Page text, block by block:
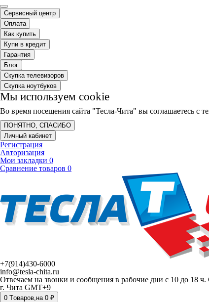
Сервисный центр
Оплата
Как купить
Купи в кредит
Гарантия
Блог
Скупка телевизоров
Скупка ноутбуков
Мы используем cookie
Во время посещения сайта "Тесла-Чита" вы соглашаетесь с
ПОНЯТНО, СПАСИБО
Личный кабинет
Регистрация
Авторизация
Мои закладки 0
Сравнение товаров 0
+7(914)430-6000
info@tesla-chita.ru
Отвечаем на звонки и сообщения в рабочие дни с 10 до 18
г. Чита GMT+9
0 Tоваров,на 0 ₽